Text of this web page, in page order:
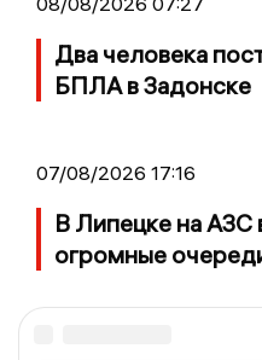
Два человека
БПЛА в Задонске
07/08/2026 17:16
В Липецке на АЗС
огромные